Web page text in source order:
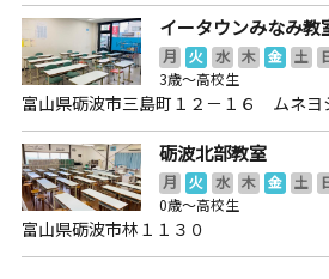
イータウンみなみ教
月 火 水 木 金 土
3歳～高校生
富山県砺波市三島町１２－１６ ムネヨ
砺波北部教室
月 火 水 木 金 土
0歳～高校生
富山県砺波市林１１３０